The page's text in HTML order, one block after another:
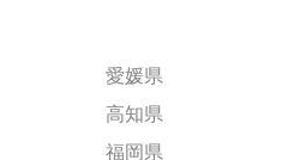
愛媛県
高知県
福岡県